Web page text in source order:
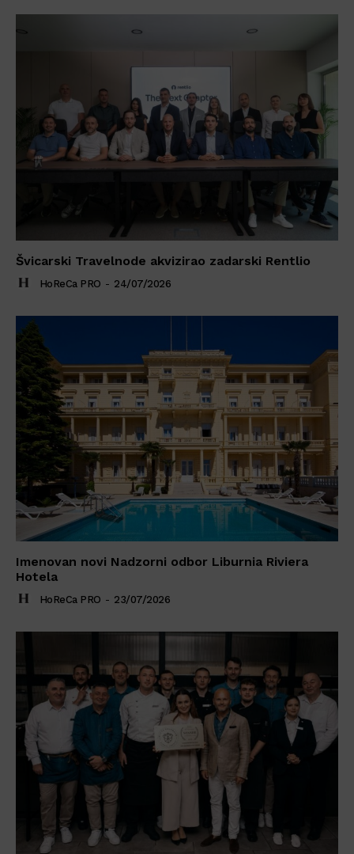
Švicarski Travelnode akvizirao zadarski Rentlio
HoReCa PRO - 24/07/2026
Imenovan novi Nadzorni odbor Liburnia Riviera
Hotela
HoReCa PRO - 23/07/2026